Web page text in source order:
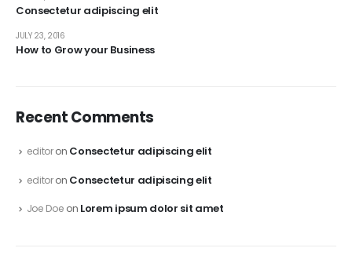
Consectetur adipiscing elit
How to Grow your Business
JULY 23, 2016
Recent Comments
editoron Consectetur adipiscing elit
editoron Consectetur adipiscing elit
Joe Doe on Lorem ipsum dolor sit amet